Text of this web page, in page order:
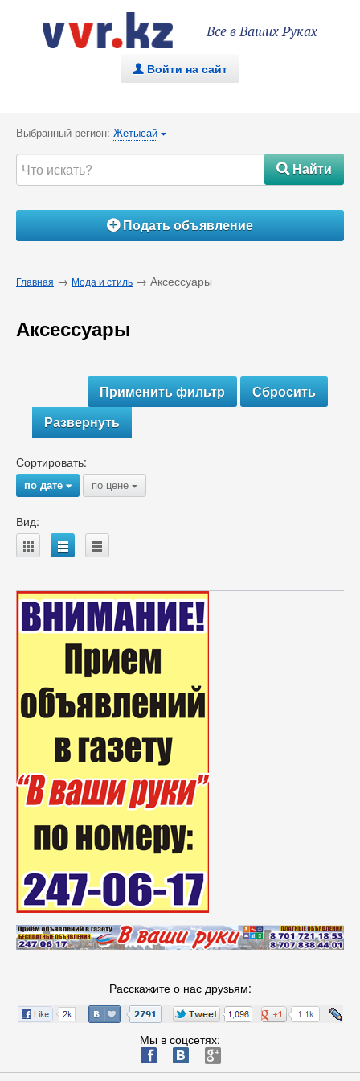
Все в Ваших Руках
. Войти на сайт
Выбранный регион: Жетысай {
#Найти
ÁПодать объявление
Главная → Мода и стиль → Аксессуары
Аксессуары
Развернуть
Сортировать:
по дате{ по цене {
Вид:
A B C
Расскажите о нас друзьям:
Мы в соцсетях:
ä æ è